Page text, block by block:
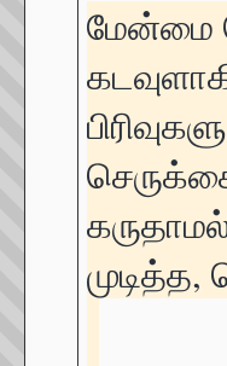
மேன்மை